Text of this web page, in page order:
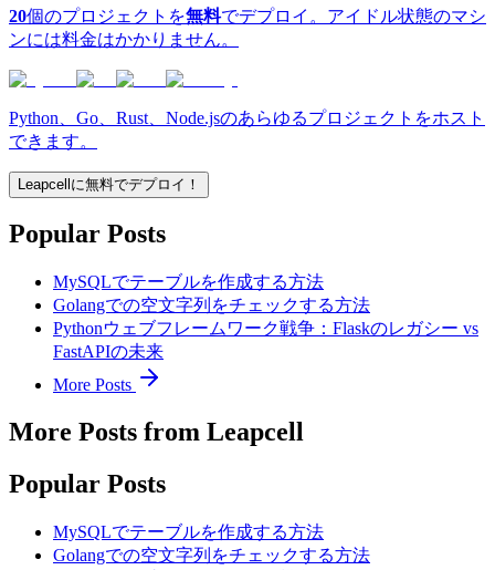
20個のプロジェクトを無料でデプロイ。アイドル状態のマシ
ンには料金はかかりません。
Python、Go、Rust、Node.jsのあらゆるプロジェクトをホスト
できます。
Leapcellに無料でデプロイ！
Popular Posts
MySQLでテーブルを作成する方法
Golangでの空文字列をチェックする方法
Pythonウェブフレームワーク戦争：Flaskのレガシー vs
FastAPIの未来
More Posts
More Posts from Leapcell
Popular Posts
MySQLでテーブルを作成する方法
Golangでの空文字列をチェックする方法